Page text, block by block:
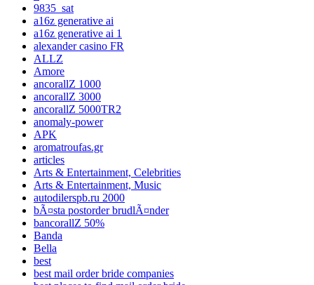
9835_sat
a16z generative ai
a16z generative ai 1
alexander casino FR
ALLZ
Amore
ancorallZ 1000
ancorallZ 3000
ancorallZ 5000TR2
anomaly-power
APK
aromatroufas.gr
articles
Arts & Entertainment, Celebrities
Arts & Entertainment, Music
autodilerspb.ru 2000
bÃ¤sta postorder brudlÃ¤nder
bancorallZ 50%
Banda
Bella
best
best mail order bride companies